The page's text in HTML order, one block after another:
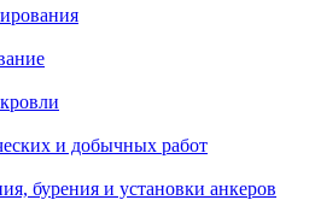
и добычных работ
бурения и установки анкеров